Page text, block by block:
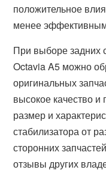
положительное
менее
При выборе задних
Octavia A5 можно
оригинальных
высокое качество
размер и
стабилизатора от
сторонних
отзывы других